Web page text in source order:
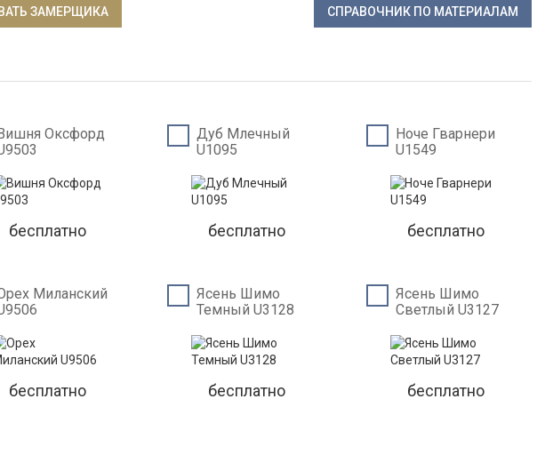
ЗАМЕРЩИКА СПРАВОЧНИК ПО МАТЕРИАЛАМ
Оксфорд
бесплатно
Дуб Млечный
U1095
бесплатно
Ноче Гварнери
U1549
бесплатно
Миланский
бесплатно
Ясень Шимо
Темный U3128
бесплатно
Ясень Шимо
Светлый U3127
бесплатно